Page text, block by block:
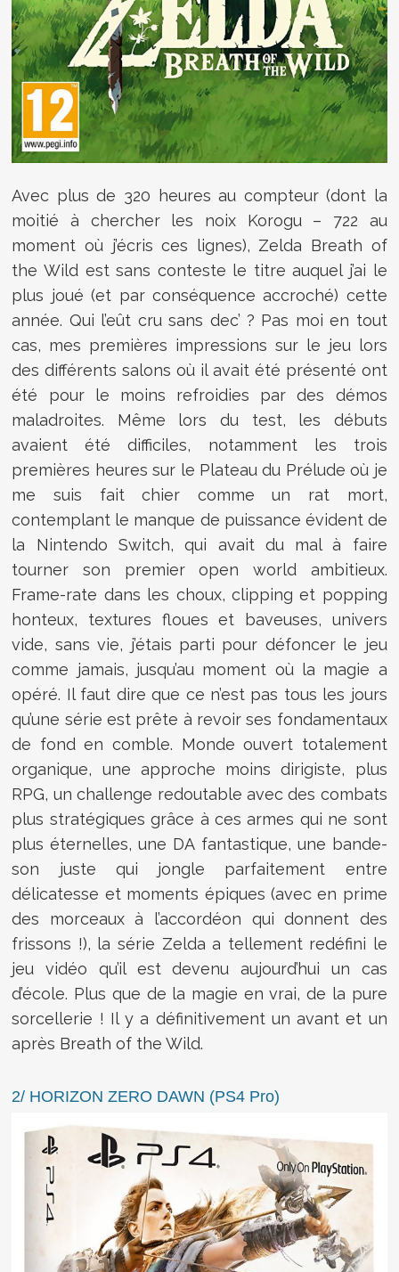
Avec plus de 320 heures au compteur (dont la
moitié à chercher les noix Korogu – 722 au
moment où j’écris ces lignes), Zelda Breath of
the Wild est sans conteste le titre auquel j’ai le
plus joué (et par conséquence accroché) cette
année. Qui l’eût cru sans dec’ ? Pas moi en tout
cas, mes premières impressions sur le jeu lors
des différents salons où il avait été présenté ont
été pour le moins refroidies par des démos
maladroites. Même lors du test, les débuts
avaient été difficiles, notamment les trois
premières heures sur le Plateau du Prélude où je
me suis fait chier comme un rat mort,
contemplant le manque de puissance évident de
la Nintendo Switch, qui avait du mal à faire
tourner son premier open world ambitieux.
Frame-rate dans les choux, clipping et popping
honteux, textures floues et baveuses, univers
vide, sans vie, j’étais parti pour défoncer le jeu
comme jamais, jusqu’au moment où la magie a
opéré. Il faut dire que ce n’est pas tous les jours
qu’une série est prête à revoir ses fondamentaux
de fond en comble. Monde ouvert totalement
organique, une approche moins dirigiste, plus
RPG, un challenge redoutable avec des combats
plus stratégiques grâce à ces armes qui ne sont
plus éternelles, une DA fantastique, une bande-
son juste qui jongle parfaitement entre
délicatesse et moments épiques (avec en prime
des morceaux à l’accordéon qui donnent des
frissons !), la série Zelda a tellement redéfini le
jeu vidéo qu’il est devenu aujourd’hui un cas
d’école. Plus que de la magie en vrai, de la pure
sorcellerie ! Il y a définitivement un avant et un
après Breath of the Wild.
2/ HORIZON ZERO DAWN (PS4 Pro)